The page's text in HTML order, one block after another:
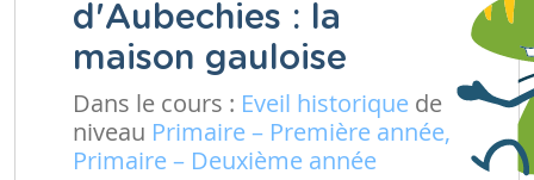
d'Aubechies : la
maison gauloise
Dans le cours : Eveil historique de
niveau Primaire – Première année,
Primaire – Deuxième année